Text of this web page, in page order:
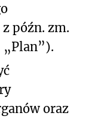
późn. zm.
oraz